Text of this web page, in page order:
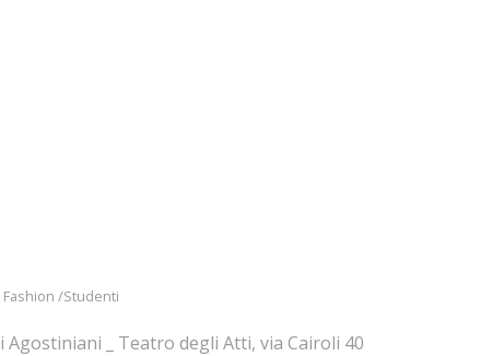
Fashion /Studenti
_ Teatro degli Atti, via Cairoli 40